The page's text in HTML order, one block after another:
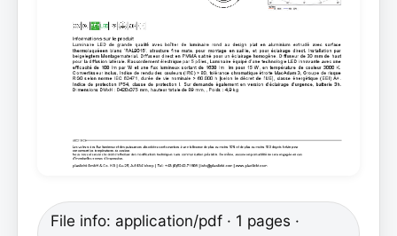
File info: application/pdf · 1 pages ·